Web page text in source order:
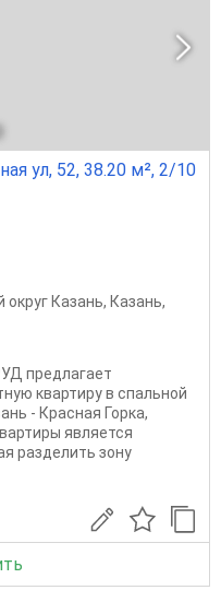
ул, 52, 38.20 м², 2/10
округ Казань, Казань,
предлагает
квартиру в спальной
- Красная Горка,
является
разделить зону